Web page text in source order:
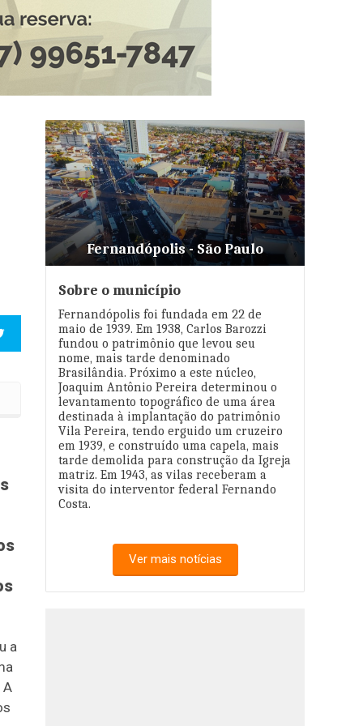
durante 18 meses de obras
a
A
Fernandópolis - São Paulo
Sobre o município
Fernandópolis foi fundada em 22 de
maio de 1939. Em 1938, Carlos Barozzi
fundou o patrimônio que levou seu
nome, mais tarde denominado
Brasilândia. Próximo a este núcleo,
Joaquim Antônio Pereira determinou o
levantamento topográfico de uma área
destinada à implantação do patrimônio
Vila Pereira, tendo erguido um cruzeiro
em 1939, e construído uma capela, mais
tarde demolida para construção da Igreja
matriz. Em 1943, as vilas receberam a
visita do interventor federal Fernando
Costa.
Ver mais notícias